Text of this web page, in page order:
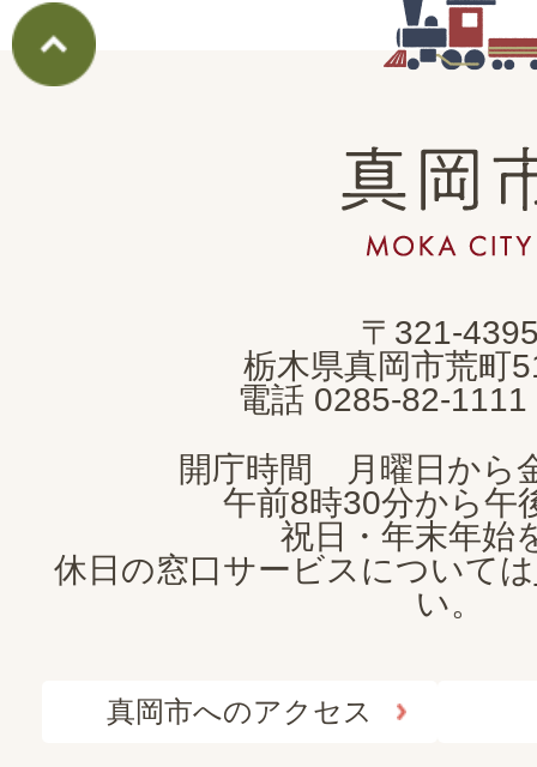
真
岡
市
CITY
〒321-
栃木県真岡市荒町
電話 0285-82-1111
開庁時間 月曜日から
午前8時30分から午
祝日・年末年始
休日の窓口サービスについては
い。
真岡市へのアクセス